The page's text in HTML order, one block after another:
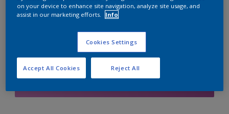
Boodschappenlijst
on your device to enhance site navigation, analyze site usage, and
assist in our marketing efforts.
Info
Cookies Settings
Reject All
Accept All Cookies